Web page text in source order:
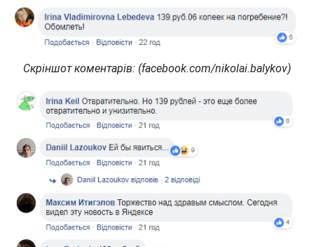
Скріншот коментарів: (facebook.com/nikolai.balykov)